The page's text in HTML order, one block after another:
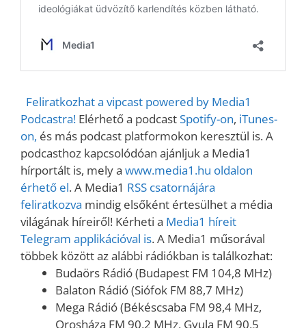
Feliratkozhat a vipcast powered by Media1
Podcastra! Elérhető a podcastSpotify-on, iTunes-
on, és más podcast platformokon keresztül is. A
podcasthoz kapcsolódóan ajánljuk a Media1
hírportált is, mely a www.media1.hu oldalon
érhető el. A Media1 RSS csatornájára
feliratkozva mindig elsőként értesülhet a média
világának híreiről! Kérheti a Media1 híreit
Telegram applikációval is. A Media1 műsorával
többek között az alábbi rádiókban is találkozhat:
Budaörs Rádió (Budapest FM 104,8 MHz)
Balaton Rádió (Siófok FM 88,7 MHz)
Mega Rádió (Békéscsaba FM 98,4 MHz,
Orosháza FM 90,2 MHz, Gyula FM 90,5